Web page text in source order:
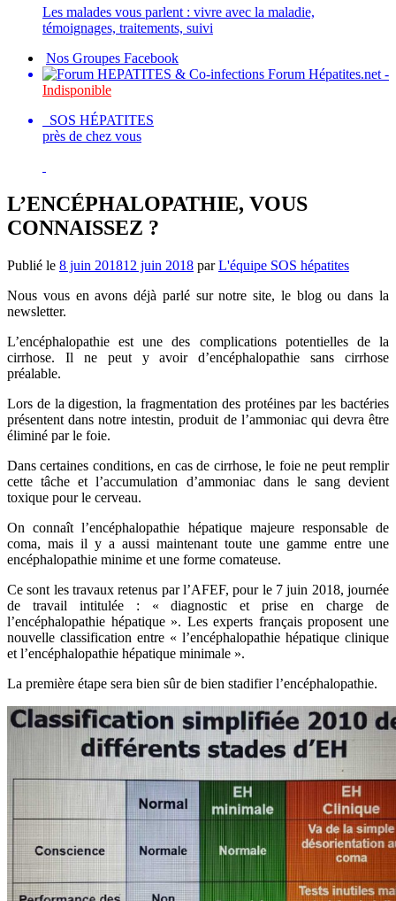
Les malades vous parlent : vivre avec la maladie,
témoignages, traitements, suivi
Nos Groupes Facebook
Forum Hépatites.net -
Indisponible
SOS HÉPATITES
près de chez vous
L’ENCÉPHALOPATHIE, VOUS
CONNAISSEZ ?
Publié le 8 juin 201812 juin 2018 parL'équipe SOS hépatites
Nous vous en avons déjà parlé sur notre site, le blog ou dans la
newsletter.
L’encéphalopathie est une des complications potentielles de la
cirrhose. Il ne peut y avoir d’encéphalopathie sans cirrhose
préalable.
Lors de la digestion, la fragmentation des protéines par les bactéries
présentent dans notre intestin, produit de l’ammoniac qui devra être
éliminé par le foie.
Dans certaines conditions, en cas de cirrhose, le foie ne peut remplir
cette tâche et l’accumulation d’ammoniac dans le sang devient
toxique pour le cerveau.
On connaît l’encéphalopathie hépatique majeure responsable de
coma, mais il y a aussi maintenant toute une gamme entre une
encéphalopathie minime et une forme comateuse.
Ce sont les travaux retenus par l’AFEF, pour le 7 juin 2018, journée
de travail intitulée : « diagnostic et prise en charge de
l’encéphalopathie hépatique ». Les experts français proposent une
nouvelle classification entre « l’encéphalopathie hépatique clinique
et l’encéphalopathie hépatique minimale ».
La première étape sera bien sûr de bien stadifier l’encéphalopathie.